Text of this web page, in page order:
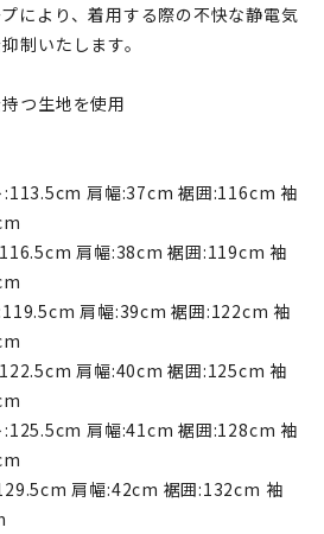
により、着用する際の不快な静電気
制いたします。
つ生地を使用
肩幅:37cm 裾囲:116cm 袖
肩幅:38cm 裾囲:119cm 袖
肩幅:39cm 裾囲:122cm 袖
肩幅:40cm 裾囲:125cm 袖
肩幅:41cm 裾囲:128cm 袖
肩幅:42cm 裾囲:132cm 袖